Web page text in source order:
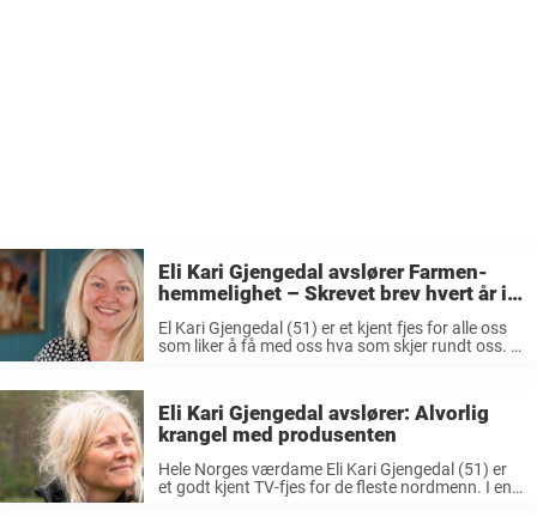
Eli Kari Gjengedal avslører Farmen-
hemmelighet – Skrevet brev hvert år i
El Kari Gjengedal (51) er et kjent fjes for alle oss
som liker å få med oss hva som skjer rundt oss. I
Eli Kari Gjengedal avslører: Alvorlig
krangel med produsenten
Hele Norges værdame Eli Kari Gjengedal (51) er
et godt kjent TV-fjes for de fleste nordmenn. I en